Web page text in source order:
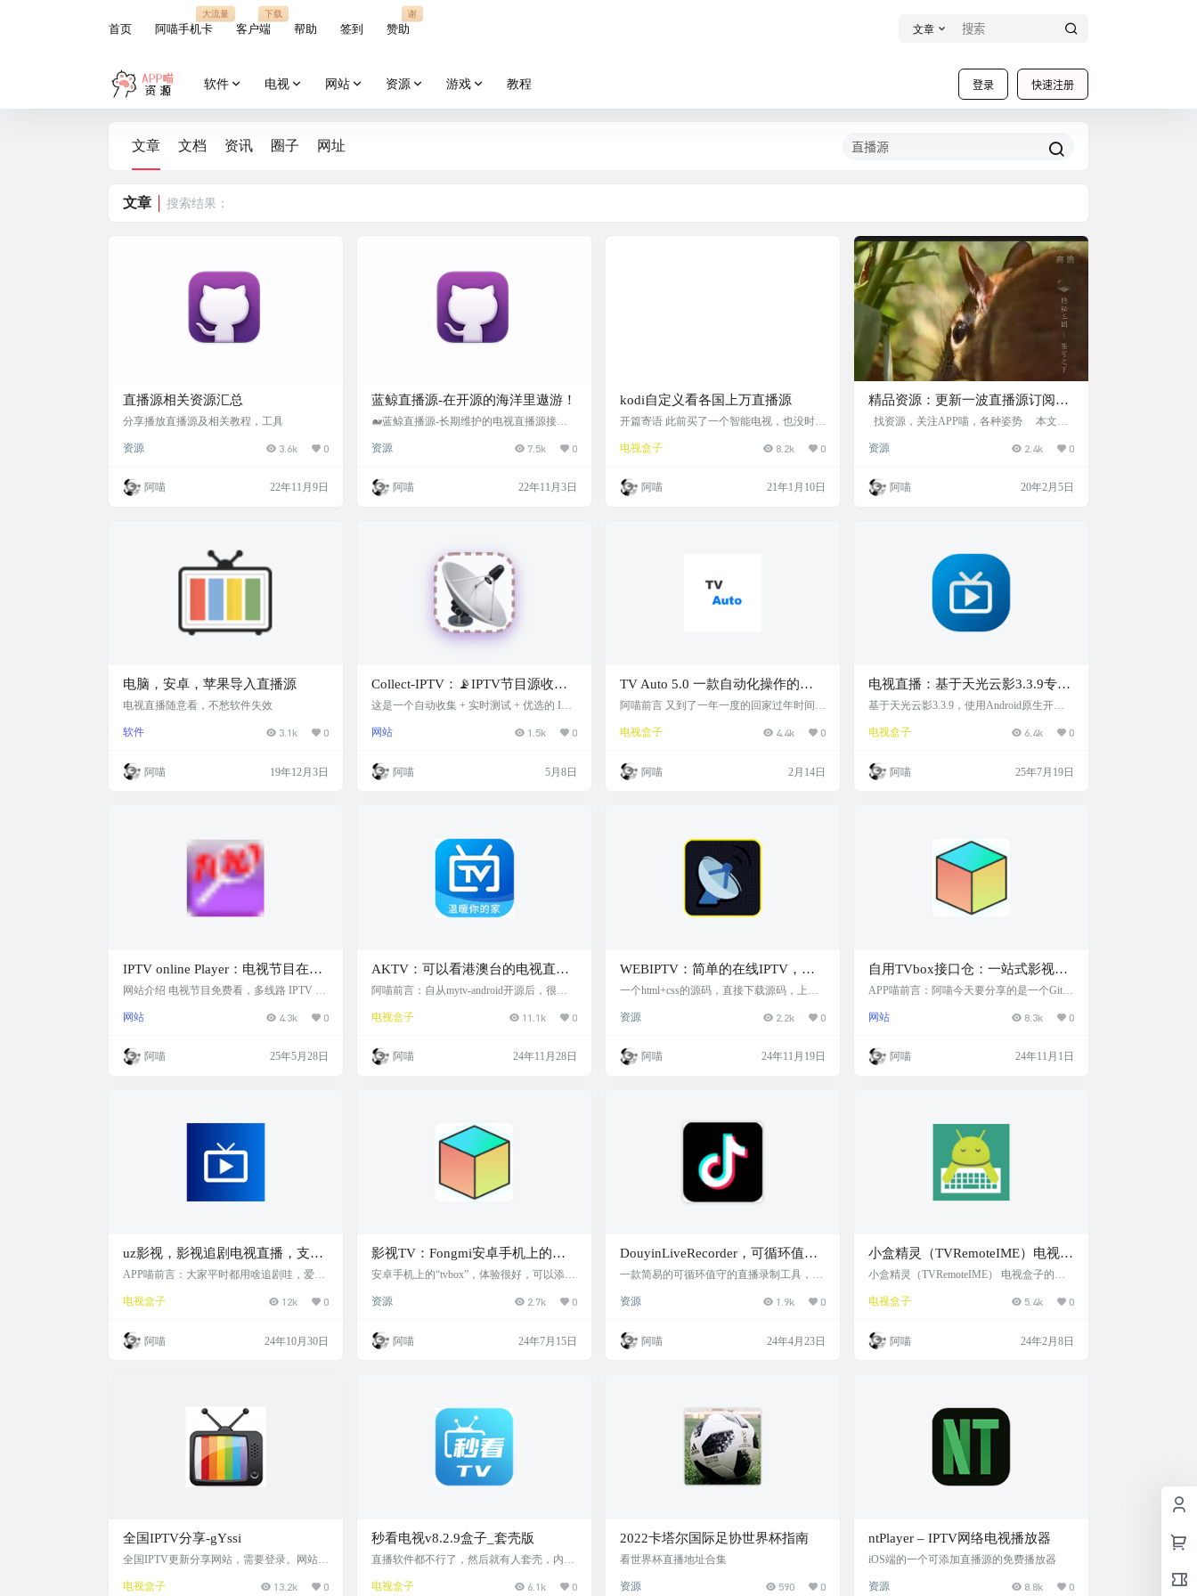
首页 阿喵手机卡
大流量
客户端
下载
帮助 签到 赞助
谢
文章
登录 快速注册
软件 电视 网站 资源 游戏 教程
文章 文档 资讯 圈子 网址
文章 搜索结果：
直播源相关资源汇总
分享播放直播源及相关教程，工具
资源 3.6k 0
阿喵 22年11月9日
蓝鲸直播源-在开源的海洋里遨游！
🐋蓝鲸直播源-长期维护的电视直播源接
V、BIUBIU TV、IPTV源、直播源、源享
接口都可观看 M3U8源如何使用 一、自行复
制m3u通用格式，可以转换成DPL、MiTV、
资源 7.5k 0
阿喵 22年11月3日
kodi自定义看各国上万直播源
开篇寄语 此前买了一个智能电视，也没时间
趣味性的功能可以实现，以后会陆续撰写相
各个国家的上万电视台直播源，分享给大
家。 内容详情 此前已经介绍了如何在安卓
电视盒子 8.2k 0
阿喵 21年1月10日
精品资源：更新一波直播源订阅地
址，赶快收藏
找资源，关注APP喵，各种姿势 本文首
看电视的时间减少了，但偶尔也还是想放开
网上直播源，分享出来（持续更新，会不断
增加）界面简洁，画质很好实在是抱歉各
资源 2.4k 0
阿喵 20年2月5日
电脑，安卓，苹果导入直播源
电视直播随意看，不愁软件失效
软件 3.1k 0
阿喵 19年12月3日
Collect-IPTV：📡IPTV节目源收
集，每4小时更新！！
这是一个自动收集 + 实时测试 + 优选的 IPT
过 GitHub Actions 对源地址进行可用性、延
表。 覆盖央视、卫视、地方台、境外频道等
主流直播源。 项目截图 项目地址
网站 1.5k 0
阿喵 5月8日
TV Auto 5.0 一款自动化操作的电
视直播浏览器，央视台，地方台，
阿喵前言 又到了一年一度的回家过年时间，
年更，月月换，能给家里装个稳定的电视直
阿喵给大家分享一个稳定的电视直播软件-T
V Auto 软件直接解析的是电视直播网页端的
电视盒子 4.4k 0
阿喵 2月14日
电视直播：基于天光云影3.3.9专为
Android TV 和电视盒子设计的开源
基于天光云影3.3.9，使用Android原生开发
盒子设计，开源 IPTV 直播客户端，支持 D
记录优化等功能，内置订阅源，秒加载速度
快。 它支持遥控器和触摸操作，功能包括直
电视盒子 6.4k 0
阿喵 25年7月19日
IPTV online Player：电视节目在线
免费看，多线路IPTV直播资源在线
网站介绍 电视节目免费看，多线路 IPTV 直
道，凤凰资讯、TVB翡翠电台、新加坡电
质清晰，推荐。 网站截图 网站链接 http://zqj
y.info/
网站 4.3k 0
阿喵 25年5月28日
AKTV：可以看港澳台的电视直播
APP
阿喵前言：自从mytv-android开源后，很多
droid的体验真的很好。今天阿喵给大家分享
TV,流畅观看港澳台电视直播节目 软件介绍
流畅观看港澳台频道，基于上次分享的aktv
电视盒子 11.1k 0
阿喵 24年11月28日
WEBIPTV：简单的在线IPTV，搭
建自己的免费iptv，Simple web
一个html+css的源码，直接下载源码，上传
播。操作十分简单，打开即用。直播视频也
直播源 演示截图 项目地址 https://github.com/
donelfantastic/webiptv
资源 2.2k 0
阿喵 24年11月19日
自用TVbox接口仓：一站式影视资
源管理，提供了丰富的接口链接，
APP喵前言：阿喵今天要分享的是一个GitH
集了众多影视资源接口，包括多仓影视资源
便管理影视资源而设，不外传，确保了资源
的私密性和安全性。 网站简介 自用TVbox
网站 8.3k 0
阿喵 24年11月1日
uz影视，影视追剧电视直播，支持
手机电脑和电视，支持下载投屏，
APP喵前言：大家平时都用啥追剧哇，爱优
fongmi，tvbox之类的软件了，最近用装了巨
一番终于找到一款全平台都支持，还支持导
入源，支持电视直播，支持ipa下载的影视A
电视盒子 12k 0
阿喵 24年10月30日
影视TV：Fongmi安卓手机上的
“tvbox”，基於CatVod猫影视項目，
安卓手机上的“tvbox”，体验很好，可以添加
直播都不再话下。关键是界面美观，功能丰
s://github.com/FongMi/Release/tree/main/apk/rel
ease
资源 2.7k 0
阿喵 24年7月15日
DouyinLiveRecorder，可循环值守
和多人录制的直播录制软件
一款简易的可循环值守的直播录制工具，基
定义配置录制以及直播状态推送。 可循环值
TikTok、快手、虎牙、斗鱼、B站、小红
书、pandatv、afreecatv、flextv、popkontv、t
资源 1.9k 0
阿喵 24年4月23日
小盒精灵（TVRemoteIME）电视盒
子的管理精灵，可跨屏远程输入、
理，直播，投屏
小盒精灵（TVRemoteIME） 电视盒子的管
子、远程文件管理、HTTP/RTMP/MMS网络
边播、视频投屏（DLNA） 自从家里有电视
盒子以来，电视收看、电影播放、娱乐小游
电视盒子 5.4k 0
阿喵 24年2月8日
全国IPTV分享-gYssi
全国IPTV更新分享网站，需要登录。网站维
的状态。 网站截图 使用说明 复制地址后，
电视盒子 13.2k 0
秒看电视v8.2.9盒子_套壳版
直播软件都不行了，然后就有人套壳，内嵌
多久 软件截图 软件下载 https://www.123pan.
电视盒子 6.1k 0
2022卡塔尔国际足协世界杯指南
看世界杯直播地址合集
资源 590 0
ntPlayer – IPTV网络电视播放器
iOS端的一个可添加直播源的免费播放器
资源 8.8k 0